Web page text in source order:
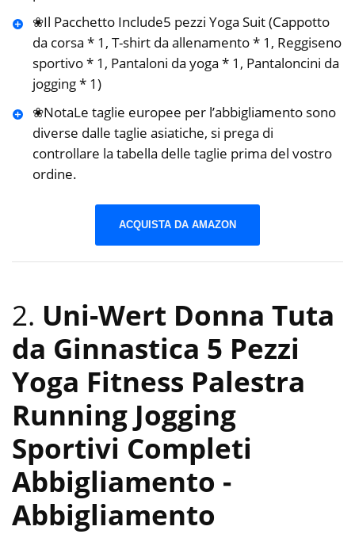
❀Il Pacchetto Include5 pezzi Yoga Suit (Cappotto
da corsa * 1, T-shirt da allenamento * 1, Reggiseno
sportivo * 1, Pantaloni da yoga * 1, Pantaloncini da
jogging * 1)
❀NotaLe taglie europee per l’abbigliamento sono
diverse dalle taglie asiatiche, si prega di
controllare la tabella delle taglie prima del vostro
ordine.
ACQUISTA DA AMAZON
2. Uni-Wert Donna Tuta
da Ginnastica 5 Pezzi
Yoga Fitness Palestra
Running Jogging
Sportivi Completi
Abbigliamento -
Abbigliamento